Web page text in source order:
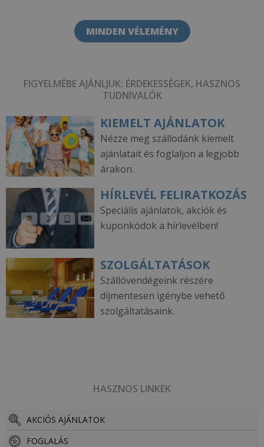
MINDEN VÉLEMÉNY
FIGYELMÉBE AJÁNLJUK: ÉRDEKESSÉGEK, HASZNOS
TUDNIVALÓK
KIEMELT AJÁNLATOK
Nézze meg szállodánk kiemelt
ajánlatait és foglaljon a legjobb
árakon.
HÍRLEVÉL FELIRATKOZÁS
Speciális ajánlatok, akciók és
kuponkódok a hírlevélben!
SZOLGÁLTATÁSOK
Szállóvendégeink részére
díjmentesen igénybe vehető
szolgáltatásaink.
HASZNOS LINKEK
AKCIÓS AJÁNLATOK
FOGLALÁS